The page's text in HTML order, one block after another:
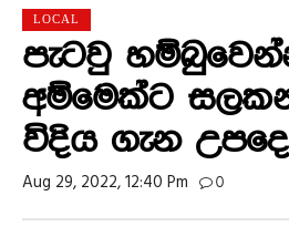
LOCAL
පැටවු
අම්මෙක්ට
විදිය ගැන
Aug 29, 2022, 12:40 Pm 0